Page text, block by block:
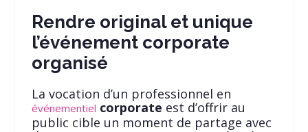
Rendre original et unique
l’événement corporate
organisé
La vocation d’un professionnel en
événementiel corporate est d’offrir au
public cible un moment de partage avec